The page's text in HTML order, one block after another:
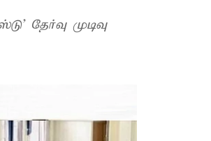
தேர்வு முடிவு